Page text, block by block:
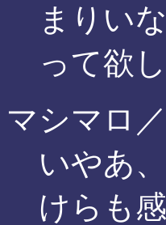
まりい
って欲
マシマロ
いやあ
けらも